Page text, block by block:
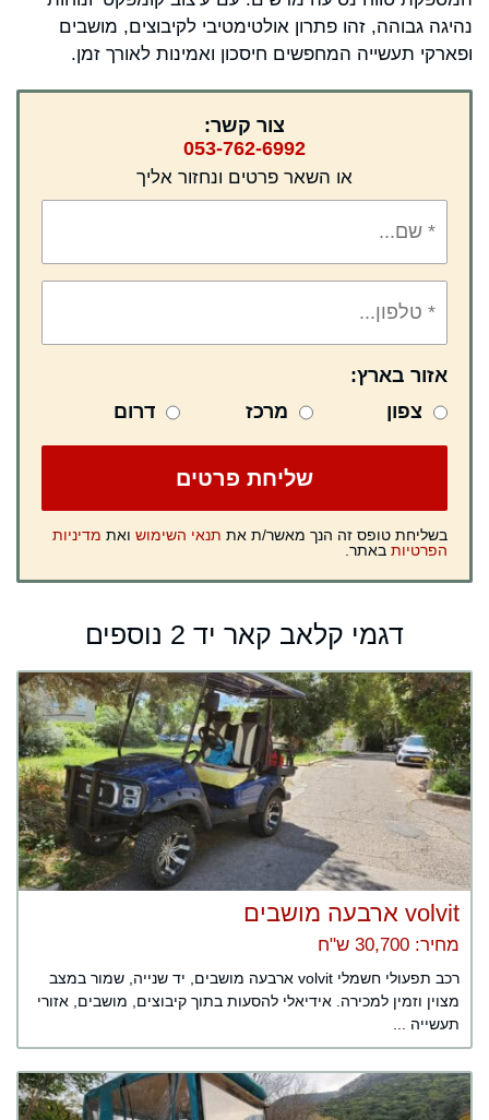
נהיגה גבוהה, זהו פתרון אולטימטיבי לקיבוצים, מושבים
ופארקי תעשייה המחפשים חיסכון ואמינות לאורך זמן.
צור קשר:
053-762-6992
או השאר פרטים ונחזור אליך
אזור בארץ:
צפון
מרכז דרום
בשליחת טופס זה הנך מאשר/ת את תנאי השימוש ואת מדיניות
הפרטיות באתר.
דגמי קלאב קאר יד 2 נוספים
volvit ארבעה מושבים
מחיר: 30,700 ש"ח
רכב תפעולי חשמלי volvit ארבעה מושבים, יד שנייה, שמור במצב
מצוין וזמין למכירה. אידיאלי להסעות בתוך קיבוצים, מושבים, אזורי
תעשייה ...